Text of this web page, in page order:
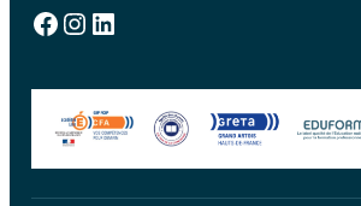
Facebook Instagram LinkedIn